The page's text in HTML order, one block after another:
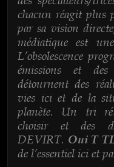
chacun réagit plus
par sa vision
médiatique est une
L’obsolescence
émissions et
détournent des
vies ici et de la
planète. Un tri
choisir et des
DEVIRT. Oui T
de l’essentiel ici et